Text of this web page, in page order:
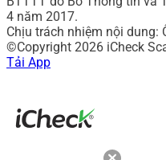
4 năm 2017.
Chịu trách nhiệm nội dung:
©Copyright 2026 iCheck
Tải App